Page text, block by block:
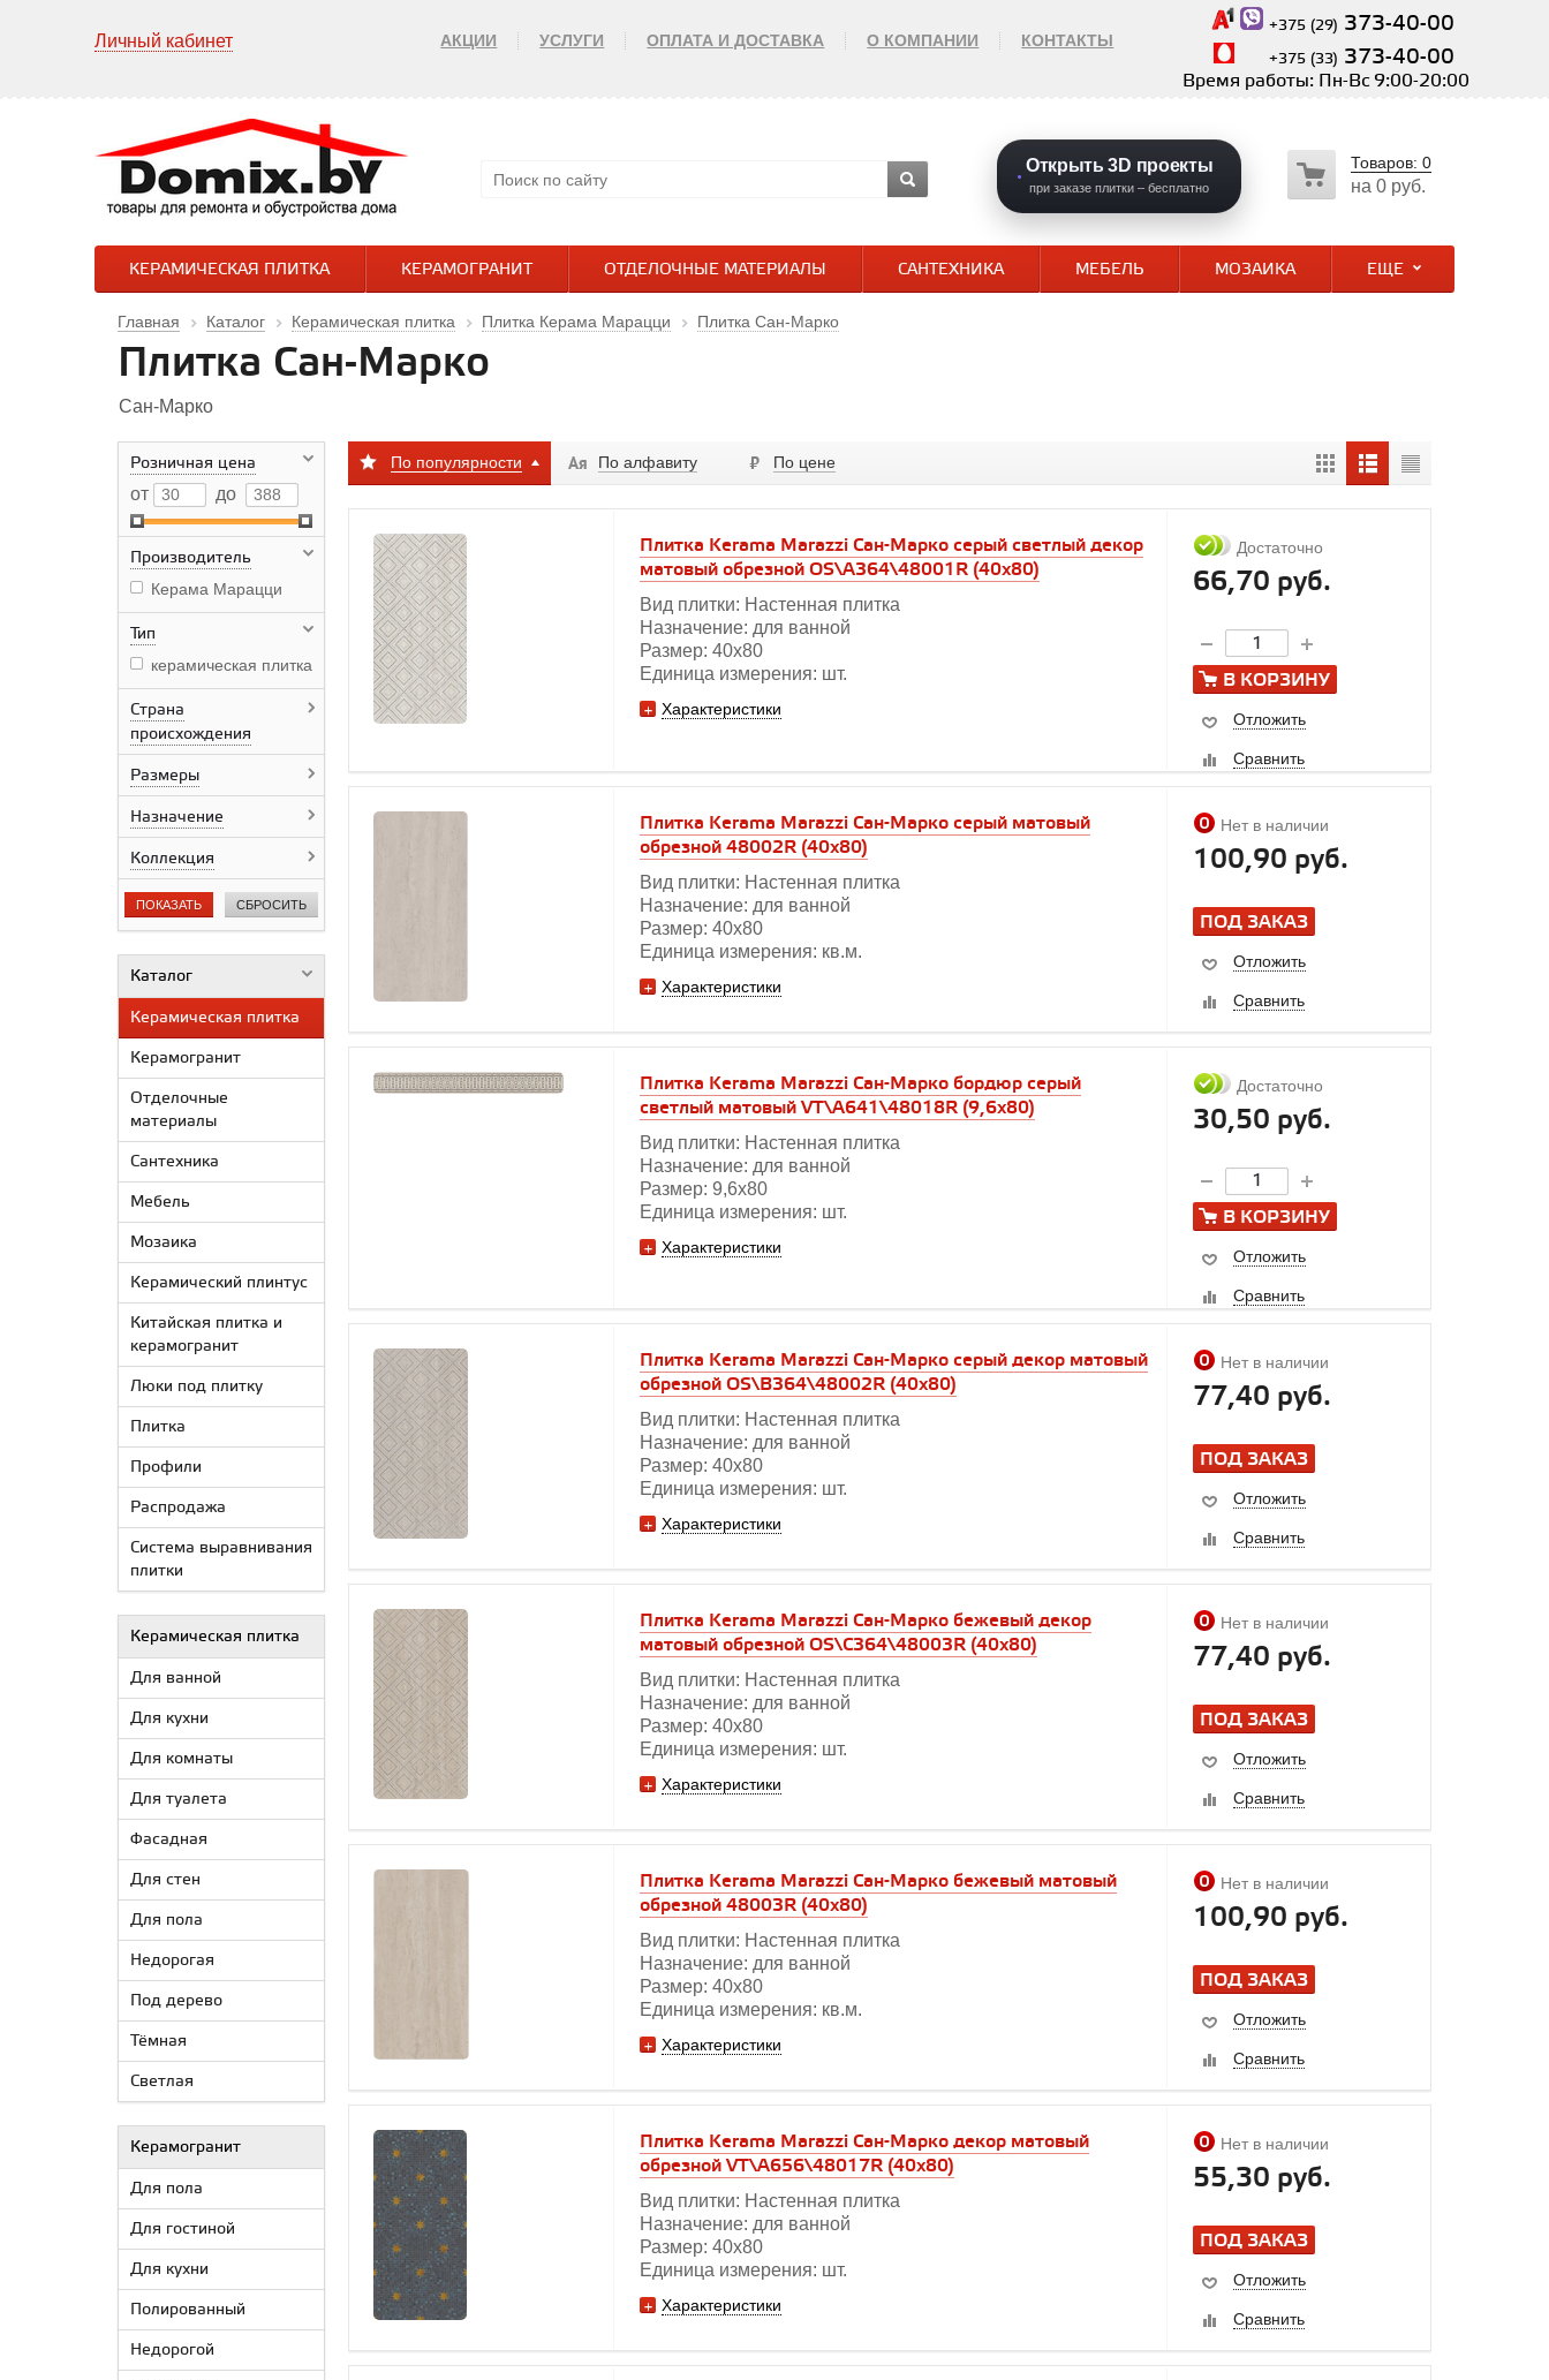
Личный кабинет АКЦИИ УСЛУГИ ОПЛАТА И ДОСТАВКА О КОМПАНИИ КОНТАКТЫ
+375 (29) 373-40-00
+375 (33) 373-40-00
Время работы: Пн-Вс 9:00-20:00
Открыть 3D проекты
при заказе плитки – бесплатно
Товаров: 0
на 0 руб.
КЕРАМИЧЕСКАЯ ПЛИТКА КЕРАМОГРАНИТ ОТДЕЛОЧНЫЕ МАТЕРИАЛЫ САНТЕХНИКА МЕБЕЛЬ МОЗАИКА ЕЩЕ
Главная Каталог Керамическая плитка Плитка Керама Марацци Плитка Сан-Марко
Плитка Сан-Марко
Сан-Марко
Розничная цена
от
до
Производитель
Керама Марацци
Тип
керамическая плитка
Страна
происхождения
Размеры
Назначение
Коллекция
ПОКАЗАТЬ СБРОСИТЬ
Каталог
Керамическая плитка
Керамогранит
Отделочные
материалы
Сантехника
Мебель
Мозаика
Керамический плинтус
Китайская плитка и
керамогранит
Люки под плитку
Плитка
Профили
Распродажа
Система выравнивания
плитки
Керамическая плитка
Для ванной
Для кухни
Для комнаты
Для туалета
Фасадная
Для стен
Для пола
Недорогая
Под дерево
Тёмная
Светлая
Керамогранит
Для пола
Для гостиной
Для кухни
Полированный
Недорогой
По популярности По алфавиту По цене
Плитка Kerama Marazzi Сан-Марко серый светлый декор
матовый обрезной OS\A364\48001R (40х80)
Вид плитки: Настенная плитка
Назначение: для ванной
Размер: 40х80
Единица измерения: шт.
Характеристики
Достаточно
66,70 руб.
В КОРЗИНУ
Отложить
Сравнить
Плитка Kerama Marazzi Сан-Марко серый матовый
обрезной 48002R (40х80)
Вид плитки: Настенная плитка
Назначение: для ванной
Размер: 40х80
Единица измерения: кв.м.
Характеристики
Нет в наличии
100,90 руб.
ПОД ЗАКАЗ
Отложить
Сравнить
Плитка Kerama Marazzi Сан-Марко бордюр серый
светлый матовый VT\A641\48018R (9,6х80)
Вид плитки: Настенная плитка
Назначение: для ванной
Размер: 9,6х80
Единица измерения: шт.
Характеристики
Достаточно
30,50 руб.
В КОРЗИНУ
Отложить
Сравнить
Плитка Kerama Marazzi Сан-Марко серый декор матовый
обрезной OS\B364\48002R (40х80)
Вид плитки: Настенная плитка
Назначение: для ванной
Размер: 40х80
Единица измерения: шт.
Характеристики
Нет в наличии
77,40 руб.
ПОД ЗАКАЗ
Отложить
Сравнить
Плитка Kerama Marazzi Сан-Марко бежевый декор
матовый обрезной OS\C364\48003R (40х80)
Вид плитки: Настенная плитка
Назначение: для ванной
Размер: 40х80
Единица измерения: шт.
Характеристики
Нет в наличии
77,40 руб.
ПОД ЗАКАЗ
Отложить
Сравнить
Плитка Kerama Marazzi Сан-Марко бежевый матовый
обрезной 48003R (40х80)
Вид плитки: Настенная плитка
Назначение: для ванной
Размер: 40х80
Единица измерения: кв.м.
Характеристики
Нет в наличии
100,90 руб.
ПОД ЗАКАЗ
Отложить
Сравнить
Плитка Kerama Marazzi Сан-Марко декор матовый
обрезной VT\A656\48017R (40х80)
Вид плитки: Настенная плитка
Назначение: для ванной
Размер: 40х80
Единица измерения: шт.
Характеристики
Нет в наличии
55,30 руб.
ПОД ЗАКАЗ
Отложить
Сравнить